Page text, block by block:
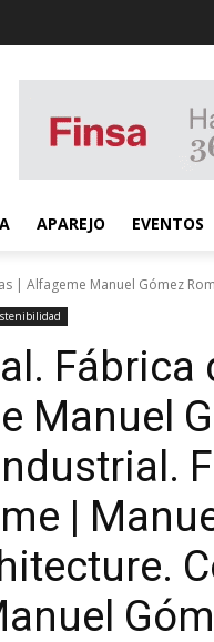
APAREJO EVENTOS
| Alfageme Manuel Gómez
Fábrica
Manuel
|